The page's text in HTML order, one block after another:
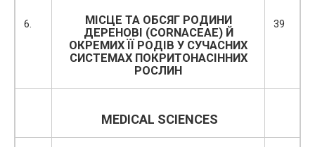
6.
МІСЦЕ ТА ОБСЯГ РОДИНИ
ДЕРЕНОВІ (CORNACEAE) Й
ОКРЕМИХ ЇЇ РОДІВ У СУЧАСНИХ
СИСТЕМАХ ПОКРИТОНАСІННИХ
РОСЛИН
39
MEDICAL SCIENCES